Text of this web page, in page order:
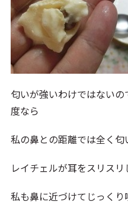
匂いが強いわけではない
度なら
私の鼻との距離では全く匂
レイチェルが耳をスリスリ
私も鼻に近づけてじっくり